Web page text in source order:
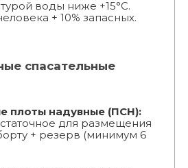
воды ниже +15°C.
+ 10% запасных.
спасательные
плоты надувные (ПСН):
для размещения
+ резерв (минимум 6